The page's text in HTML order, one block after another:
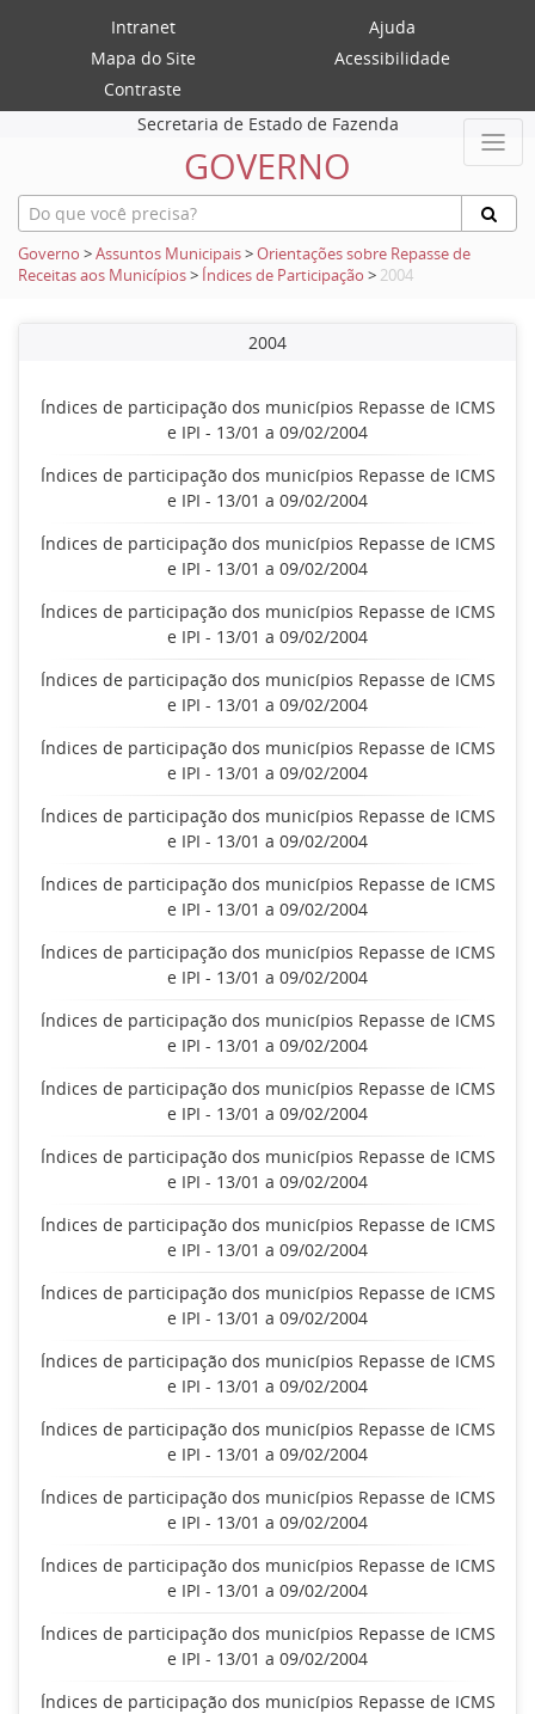
Intranet
Ajuda
Mapa do Site
Acessibilidade
Contraste
Secretaria de Estado de Fazenda
GOVERNO
Governo >Assuntos Municipais>Orientações sobre Repasse de
Receitas aos Municípios> Índices de Participação > 2004
2004
Índices de participação dos municípios Repasse de ICMS
e IPI - 13/01 a 09/02/2004
Índices de participação dos municípios Repasse de ICMS
e IPI - 13/01 a 09/02/2004
Índices de participação dos municípios Repasse de ICMS
e IPI - 13/01 a 09/02/2004
Índices de participação dos municípios Repasse de ICMS
e IPI - 13/01 a 09/02/2004
Índices de participação dos municípios Repasse de ICMS
e IPI - 13/01 a 09/02/2004
Índices de participação dos municípios Repasse de ICMS
e IPI - 13/01 a 09/02/2004
Índices de participação dos municípios Repasse de ICMS
e IPI - 13/01 a 09/02/2004
Índices de participação dos municípios Repasse de ICMS
e IPI - 13/01 a 09/02/2004
Índices de participação dos municípios Repasse de ICMS
e IPI - 13/01 a 09/02/2004
Índices de participação dos municípios Repasse de ICMS
e IPI - 13/01 a 09/02/2004
Índices de participação dos municípios Repasse de ICMS
e IPI - 13/01 a 09/02/2004
Índices de participação dos municípios Repasse de ICMS
e IPI - 13/01 a 09/02/2004
Índices de participação dos municípios Repasse de ICMS
e IPI - 13/01 a 09/02/2004
Índices de participação dos municípios Repasse de ICMS
e IPI - 13/01 a 09/02/2004
Índices de participação dos municípios Repasse de ICMS
e IPI - 13/01 a 09/02/2004
Índices de participação dos municípios Repasse de ICMS
e IPI - 13/01 a 09/02/2004
Índices de participação dos municípios Repasse de ICMS
e IPI - 13/01 a 09/02/2004
Índices de participação dos municípios Repasse de ICMS
e IPI - 13/01 a 09/02/2004
Índices de participação dos municípios Repasse de ICMS
e IPI - 13/01 a 09/02/2004
Índices de participação dos municípios Repasse de ICMS